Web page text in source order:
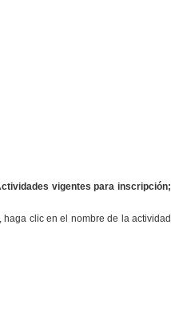
vigentes para inscripción;
clic en el nombre de la actividad